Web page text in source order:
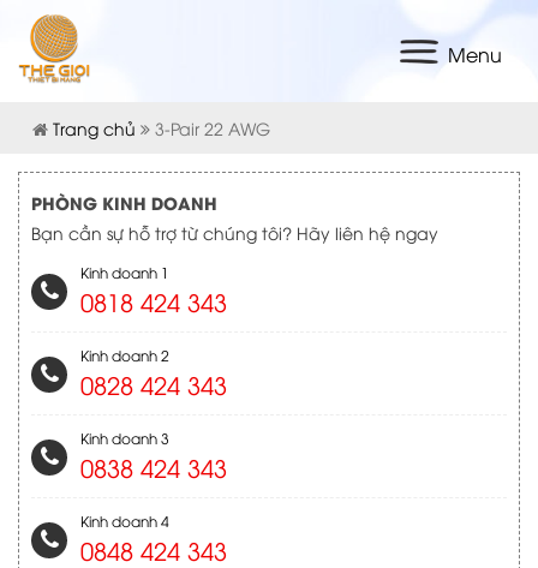
Menu
Trang chủ 3-Pair 22 AWG
PHÒNG KINH DOANH
Bạn cần sự hỗ trợ từ chúng tôi? Hãy liên hệ ngay
Kinh doanh 1
0818 424 343
Kinh doanh 2
0828 424 343
Kinh doanh 3
0838 424 343
Kinh doanh 4
0848 424 343